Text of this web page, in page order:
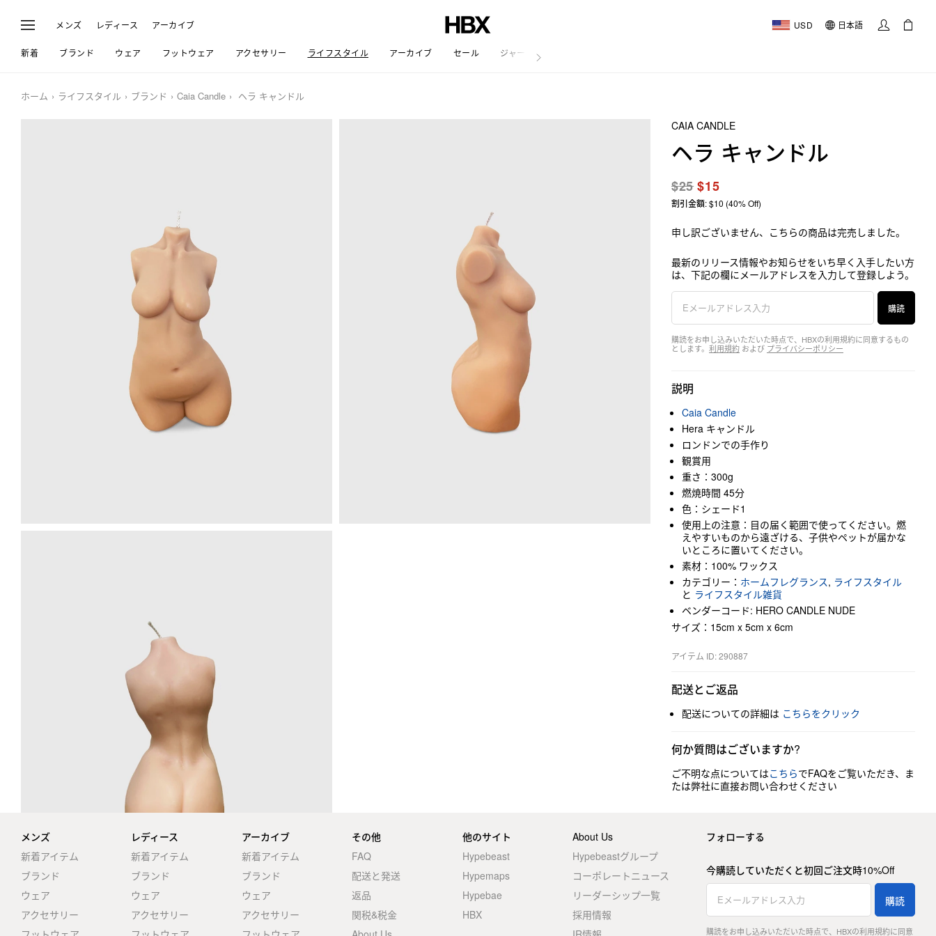
メンズ レディース アーカイブ USD 日本語
新着 ブランド ウェア フットウェア アクセサリー ライフスタイル アーカイブ セール ジャーナル
ホーム ライフスタイル ブランド Caia Candle ヘラ キャンドル
CAIA CANDLE
ヘラ キャンドル
$25$15
割引金額: $10 (40% Off)
申し訳ございません、こちらの商品は完売しました。
最新のリリース情報やお知らせをいち早く入手したい方
は、下記の欄にメールアドレスを入力して登録しよう。
購読
購読をお申し込みいただいた時点で、HBXの利用規約に同意するもの
とします。 利用規約 および プライバシーポリシー
説明
Caia Candle
Hera キャンドル
ロンドンでの手作り
観賞用
重さ：300g
燃焼時間 45分
色：シェード1
使用上の注意：目の届く範囲で使ってください。燃
えやすいものから遠ざける、子供やペットが届かな
いところに置いてください。
素材：100% ワックス
カテゴリー： ホームフレグランス, ライフスタイル
と ライフスタイル雑貨
ベンダーコード: HERO CANDLE NUDE
サイズ：15cm x 5cm x 6cm
アイテム ID: 290887
配送とご返品
配送についての詳細は こちらをクリック
何か質問はございますか?
ご不明な点についてはこちらでFAQをご覧いただき、ま
たは弊社に直接お問い合わせください
メンズ
新着アイテム
ブランド
ウェア
アクセサリー
レディース
新着アイテム
ブランド
ウェア
アクセサリー
アーカイブ
新着アイテム
ブランド
ウェア
アクセサリー
その他
FAQ
配送と発送
返品
関税&税金
他のサイト
Hypebeast
Hypemaps
Hypebae
HBX
About Us
Hypebeastグループ
コーポレートニュース
リーダーシップ一覧
採用情報
フォローする
今購読していただくと初回ご注文時10%Off
購読
購読をお申し込みいただいた時点で、HBXの利用規約に同意